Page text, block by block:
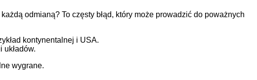
odmianą? To częsty błąd, który może prowadzić do poważnych
kontynentalnej i USA.
wygrane.